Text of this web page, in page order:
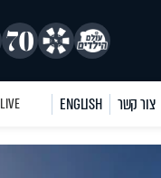
צור קשר ENGLISH
LIVE